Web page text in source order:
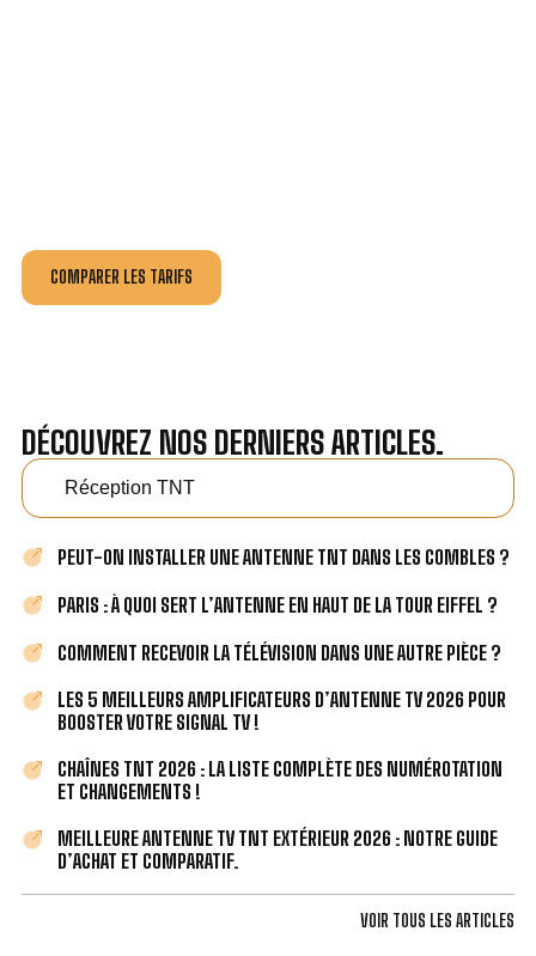
COMPARER LES TARIFS
DÉCOUVREZ NOS DERNIERS ARTICLES.
Réception TNT
PEUT-ON INSTALLER UNE ANTENNE TNT DANS LES COMBLES ?
PARIS : À QUOI SERT L’ANTENNE EN HAUT DE LA TOUR EIFFEL ?
COMMENT RECEVOIR LA TÉLÉVISION DANS UNE AUTRE PIÈCE ?
LES 5 MEILLEURS AMPLIFICATEURS D’ANTENNE TV 2026 POUR
BOOSTER VOTRE SIGNAL TV !
CHAÎNES TNT 2026 : LA LISTE COMPLÈTE DES NUMÉROTATION
ET CHANGEMENTS !
MEILLEURE ANTENNE TV TNT EXTÉRIEUR 2026 : NOTRE GUIDE
D’ACHAT ET COMPARATIF.
VOIR TOUS LES ARTICLES